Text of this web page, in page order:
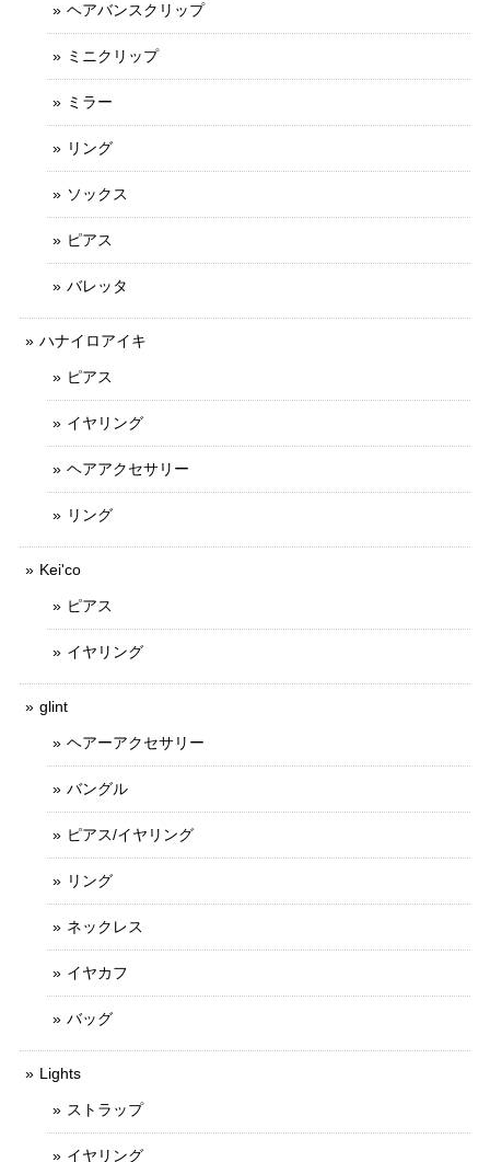
ヘアバンスクリップ
ミニクリップ
ミラー
リング
ソックス
ピアス
バレッタ
ハナイロアイキ
ピアス
イヤリング
ヘアアクセサリー
リング
Kei'co
ピアス
イヤリング
glint
ヘアーアクセサリー
バングル
ピアス/イヤリング
リング
ネックレス
イヤカフ
バッグ
Lights
ストラップ
イヤリング